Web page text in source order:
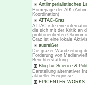
Antiimperialistisches
Homepage der AIK
Koordination)
ATTAC-Graz
ATTAC iste eine
die sich mit der Kritik an
profitorientierten
Graz ist eine lokale
ausreißer
Die grazer Wandzeitung
Förderung von
Berichterstattung
Blog für Science &
Darstellung alternativer
aktueller Ereignisse
EPICENTER.WORKS